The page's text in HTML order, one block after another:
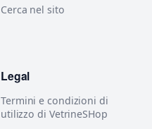
Cerca nel sito
Legal
Termini e condizioni di
utilizzo di VetrineSHop